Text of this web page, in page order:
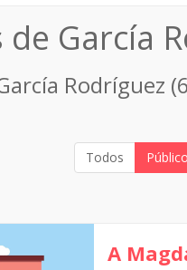
García
Rodríguez
Todos
A